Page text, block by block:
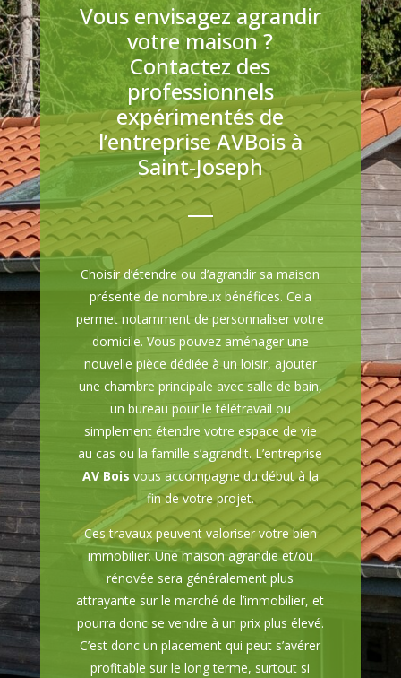
Vous envisagez agrandir
votre maison ?
Contactez des
professionnels
expérimentés de
l’entreprise AVBois à
Saint-Joseph
Choisir d’étendre ou d’agrandir sa maison
présente de nombreux bénéfices. Cela
permet notamment de personnaliser votre
domicile. Vous pouvez aménager une
nouvelle pièce dédiée à un loisir, ajouter
une chambre principale avec salle de bain,
un bureau pour le télétravail ou
simplement étendre votre espace de vie
au cas ou la famille s’agrandit. L’entreprise
AV Bois vous accompagne du début à la
fin de votre projet.
Ces travaux peuvent valoriser votre bien
immobilier. Une maison agrandie et/ou
rénovée sera généralement plus
attrayante sur le marché de l’immobilier, et
pourra donc se vendre à un prix plus élevé.
C’est donc un placement qui peut s’avérer
profitable sur le long terme, surtout si